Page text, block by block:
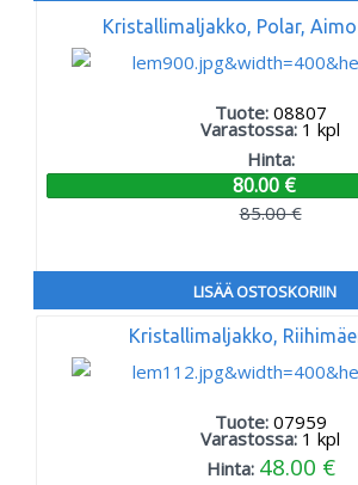
Kristallimaljakko, Polar,
Tuote: 08807
Varastossa: 1 kpl
Hinta:
80.00 €
85.00 €
LISÄÄ OSTOSKORIIN
Kristallimaljakko,
Tuote: 07959
Varastossa: 1 kpl
Hinta: 48.00 €